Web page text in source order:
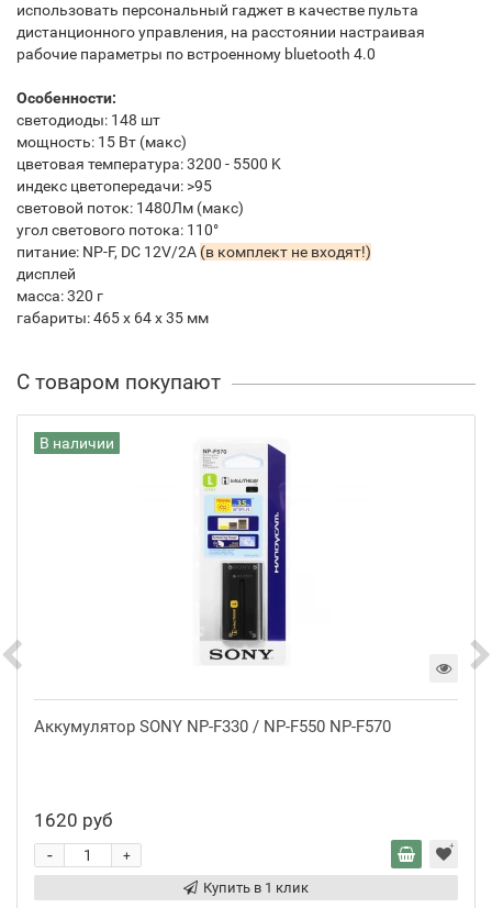
использовать персональный гаджет в качестве пульта
дистанционного управления, на расстоянии настраивая
рабочие параметры по встроенному bluetooth 4.0
Особенности:
светодиоды: 148 шт
мощность: 15 Вт (макс)
цветовая температура: 3200 - 5500 K
индекс цветопередачи: >95
световой поток: 1480Лм (макс)
угол светового потока: 110°
питание: NP-F, DC 12V/2A (в комплект не входят!)
дисплей
масса: 320 г
габариты: 465 х 64 х 35 мм
С товаром покупают
В наличии
Аккумулятор SONY NP-F330 / NP-F550 NP-F570
1620 руб
+
-
Купить в 1 клик